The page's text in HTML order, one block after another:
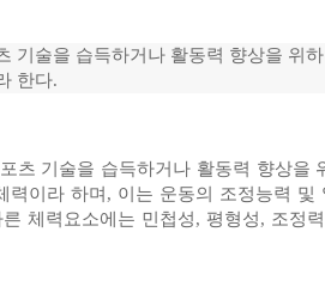
기술을 습득하거나 활동력 향상을 위
한다.
츠 기술을 습득하거나 활동력 향상을
력이라 하며, 이는 운동의 조정능력 및
체력요소에는 민첩성, 평형성, 조정